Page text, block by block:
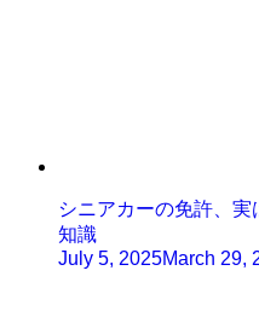
シニアカーの免許、
知識
July 5, 2025March 29,